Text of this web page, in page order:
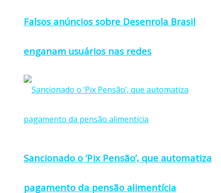
Falsos anúncios sobre Desenrola Brasil
enganam usuários nas redes
Sancionado o ‘Pix Pensão’, que automatiza
pagamento da pensão alimentícia